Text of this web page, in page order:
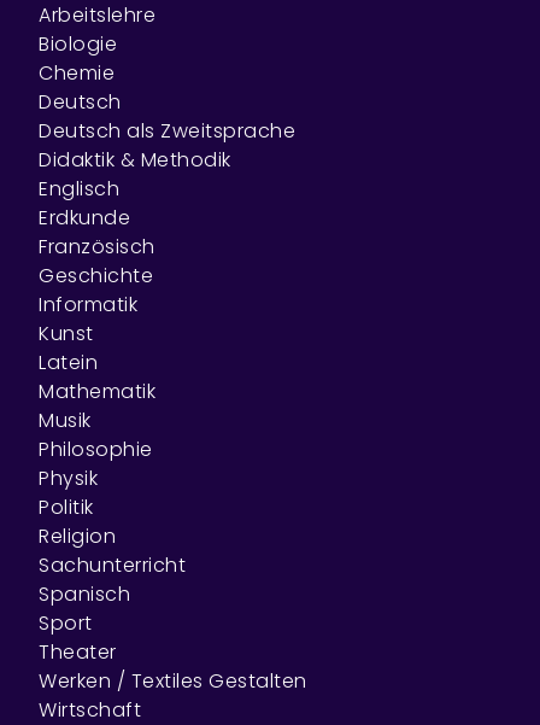
Arbeitslehre
Biologie
Chemie
Deutsch
Deutsch als Zweitsprache
Didaktik & Methodik
Englisch
Erdkunde
Französisch
Geschichte
Informatik
Kunst
Latein
Mathematik
Musik
Philosophie
Physik
Politik
Religion
Sachunterricht
Spanisch
Sport
Theater
Werken / Textiles Gestalten
Wirtschaft